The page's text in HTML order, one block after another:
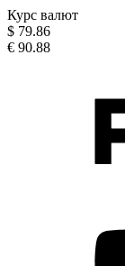
Курс валют
$ 79.86
€ 90.88